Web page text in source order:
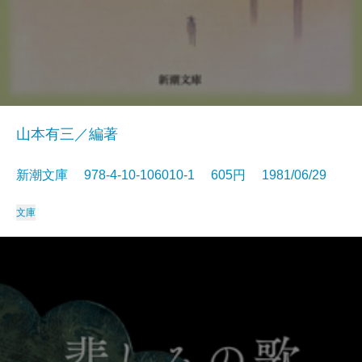
山本有三／編著
新潮文庫 978-4-10-106010-1 605円 1981/06/29
文庫